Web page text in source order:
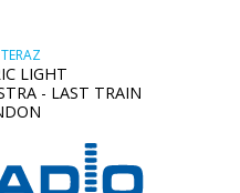
LIGHT
- LAST TRAIN